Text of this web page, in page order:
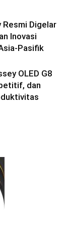
Digelar
Inovasi
Pasifik
OLED G8
dan